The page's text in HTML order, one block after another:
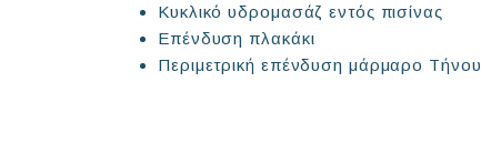
Κυκλικό υδρομασάζ εντός πισίνας
Επένδυση πλακάκι
Περιμετρική επένδυση μάρμαρο Τήνου